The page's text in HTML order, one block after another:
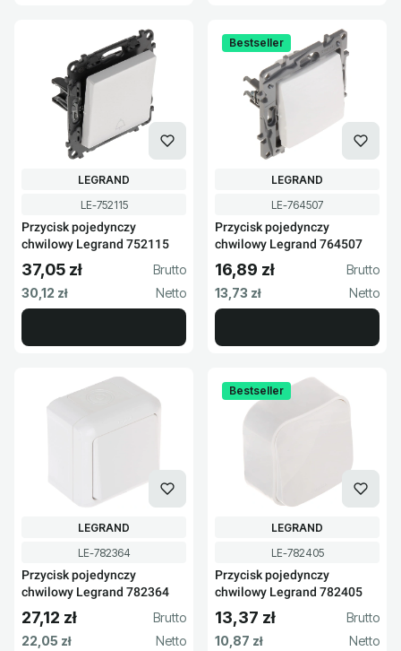
Kod produktu
LE-752115
Przycisk pojedynczy
chwilowy Legrand 752115
PRODUCENT
LEGRAND
Cena brutto
37,05 zł
Cena netto
30,12 zł
Bestseller
Kod produktu
LE-764507
Przycisk pojedynczy
chwilowy Legrand 764507
PRODUCENT
LEGRAND
Cena brutto
16,89 zł
Cena netto
13,73 zł
Kod produktu
LE-782364
Przycisk pojedynczy
chwilowy Legrand 782364
PRODUCENT
LEGRAND
Cena brutto
27,12 zł
Cena netto
22,05 zł
Bestseller
Kod produktu
LE-782405
Przycisk pojedynczy
chwilowy Legrand 782405
PRODUCENT
LEGRAND
Cena brutto
13,37 zł
Cena netto
10,87 zł